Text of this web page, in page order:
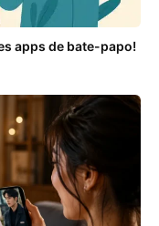
apps de bate-papo!